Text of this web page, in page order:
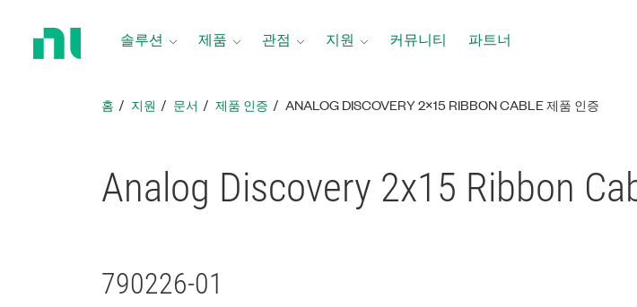
솔루션 제품 관점 지원 커뮤니티 파트너
홈 지원 문서 제품 인증 ANALOG DISCOVERY 2X15 RIBBON CABLE 제품 인증
Analog Discovery 2x15 Ribbon
790226-01